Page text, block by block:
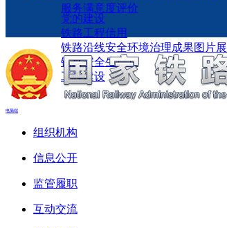
服务满意度评价
党的建设
铁路工程信用
铁路沿线安全环境治理成果图片展
铁路安全生产月
工程建设
电脑端
组织机构
信息公开
监管履职
互动交流